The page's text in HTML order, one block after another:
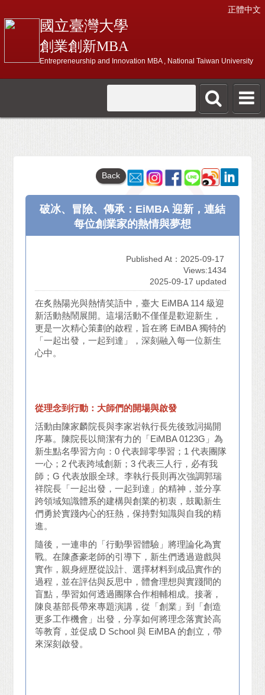
正體中文
國立臺灣大學
創業創新MBA
Entrepreneurship and Innovation MBA , National Taiwan University
Back
破冰、冒險、傳承：EiMBA 迎新，連結
每位創業家的熱情與夢想
Published At：2025-09-17
Views:1434
2025-09-17 updated
在炙熱陽光與熱情笑語中，臺大 EiMBA 114 級迎
新活動熱鬧展開。這場活動不僅僅是歡迎新生，
更是一次精心策劃的啟程，旨在將 EiMBA 獨特的
「一起出發，一起到達」，深刻融入每一位新生
心中。
從理念到行動：大師們的開場與啟發
活動由陳家麟院長與李家岩執行長先後致詞揭開
序幕。陳院長以簡潔有力的「EiMBA 0123G」為
新生點名學習方向：0 代表歸零學習；1 代表團隊
一心；2 代表跨域創新；3 代表三人行，必有我
師；G 代表放眼全球。李執行長則再次強調郭瑞
祥院長「一起出發，一起到達」的精神，並分享
跨領域知識體系的建構與創業的初衷，鼓勵新生
們勇於實踐內心的狂熱，保持對知識與自我的精
進。
隨後，一連串的「行動學習體驗」將理論化為實
戰。在陳彥豪老師的引導下，新生們透過遊戲與
實作，親身經歷從設計、選擇材料到成品實作的
過程，並在評估與反思中，體會理想與實踐間的
盲點，學習如何透過團隊合作相輔相成。接著，
陳良基部長帶來專題演講，從「創業」到「創造
更多工作機會」出發，分享如何將理念落實於高
等教育，並促成 D School 與 EiMBA 的創立，帶
來深刻啟發。